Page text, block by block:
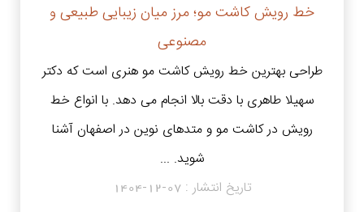
خط رویش کاشت مو؛ مرز میان زیبایی طبیعی و
مصنوعی
طراحی بهترین خط رویش کاشت مو هنری است که دکتر
سهیلا طاهری با دقت بالا انجام می دهد. با انواع خط
رویش در کاشت مو و متدهای نوین در اصفهان آشنا
شوید. ...
تاریخ انتشار :1404-12-07